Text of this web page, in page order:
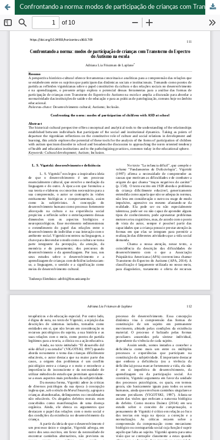
Confrontando a norma: modos de participação de crianças com Transtorno do Espectro do Autismo na escola